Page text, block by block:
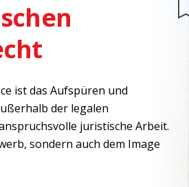
ist das Aufspüren und
der legalen
juristische Arbeit.
sondern auch dem Image